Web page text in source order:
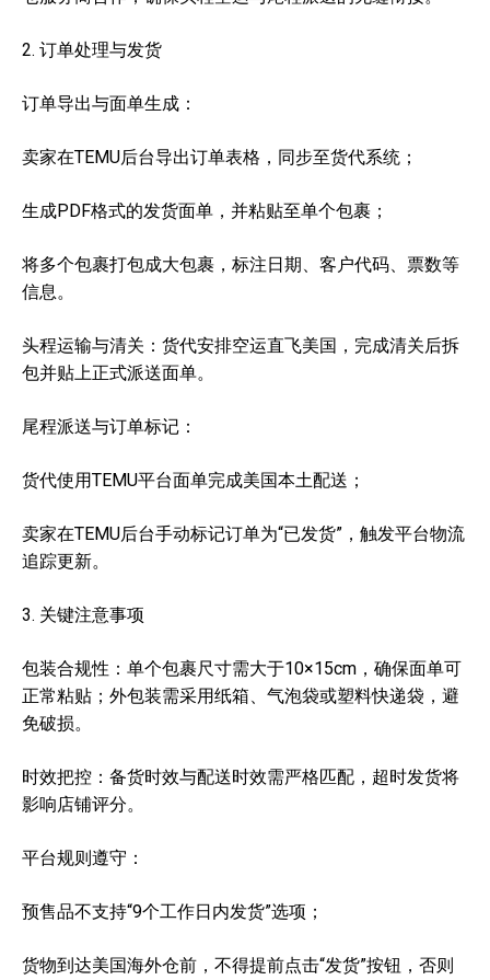
2. 订单处理与发货
订单导出与面单生成：
卖家在TEMU后台导出订单表格，同步至货代系统；
生成PDF格式的发货面单，并粘贴至单个包裹；
将多个包裹打包成大包裹，标注日期、客户代码、票数等
信息。
头程运输与清关：货代安排空运直飞美国，完成清关后拆
包并贴上正式派送面单。
尾程派送与订单标记：
货代使用TEMU平台面单完成美国本土配送；
卖家在TEMU后台手动标记订单为“已发货”，触发平台物流
追踪更新。
3. 关键注意事项
包装合规性：单个包裹尺寸需大于10×15cm，确保面单可
正常粘贴；外包装需采用纸箱、气泡袋或塑料快递袋，避
免破损。
时效把控：备货时效与配送时效需严格匹配，超时发货将
影响店铺评分。
平台规则遵守：
预售品不支持“9个工作日内发货”选项；
货物到达美国海外仓前，不得提前点击“发货”按钮，否则